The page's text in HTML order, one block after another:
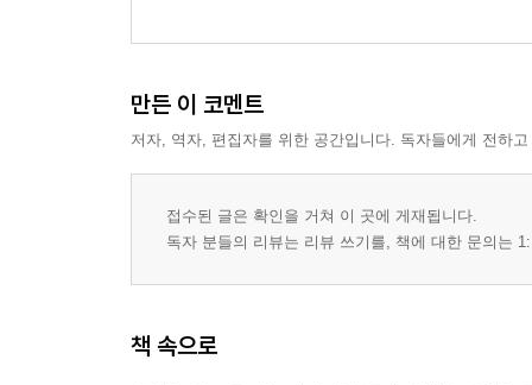
논란의 여지
장마전선을 넘어
전장포
본개나루에서
새벽 등산
강진의 밤
제5부 생명
만든 이 코멘트
저자, 역자, 편집자를 위한 공간입니다. 독자들에게 전하
접수된 글은 확인을 거쳐 이 곳에 게재됩니다.
독자 분들의 리뷰는 리뷰 쓰기를, 책에 대한 문의는
책 속으로